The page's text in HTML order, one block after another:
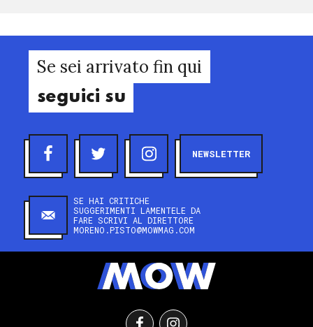
Se sei arrivato fin qui
seguici su
NEWSLETTER
SE HAI CRITICHE
SUGGERIMENTI LAMENTELE DA
FARE SCRIVI AL DIRETTORE
MORENO.PISTO@MOWMAG.COM